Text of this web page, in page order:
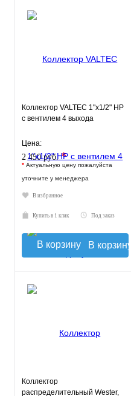
Коллектор VALTEC 1"х1/2" НР
с вентилем 4 выхода
Цена:
2 450 руб.*
* Актуальную цену пожалуйста
уточните у менеджера
В избранное
Купить в 1 клик Под заказ
В корзину
Коллектор
распределительный Wester,